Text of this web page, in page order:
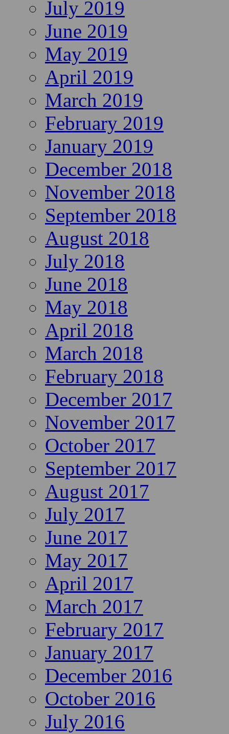
July 2019
June 2019
May 2019
April 2019
March 2019
February 2019
January 2019
December 2018
November 2018
September 2018
August 2018
July 2018
June 2018
May 2018
April 2018
March 2018
February 2018
December 2017
November 2017
October 2017
September 2017
August 2017
July 2017
June 2017
May 2017
April 2017
March 2017
February 2017
January 2017
December 2016
October 2016
July 2016